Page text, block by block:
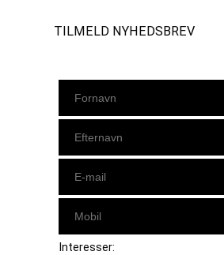
TILMELD NYHEDSBREV
Interesser: